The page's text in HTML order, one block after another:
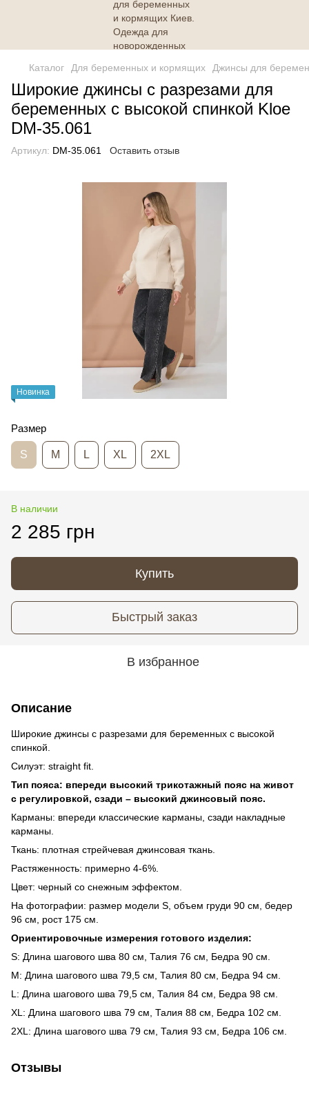
Каталог Для беременных и кормящих Джинсы для
Широкие джинсы с разрезами для
беременных с высокой спинкой Kloe
DM-35.061
Артикул: DM-35.061 Оставить отзыв
Новинка
Размер
S M L XL 2XL
В наличии
2 285 грн
Купить
Быстрый заказ
В избранное
Описание
Широкие джинсы с разрезами для беременных с высокой
спинкой.
Силуэт: straight fit.
Тип пояса: впереди высокий трикотажный пояс на живот
с регулировкой, сзади – высокий джинсовый пояс.
Карманы: впереди классические карманы, сзади накладные
карманы.
Ткань: плотная стрейчевая джинсовая ткань.
Растяженность: примерно 4-6%.
Цвет: черный со снежным эффектом.
На фотографии: размер модели S, объем груди 90 см, бедер
96 см, рост 175 см.
Ориентировочные измерения готового изделия:
S: Длина шагового шва 80 см, Талия 76 см, Бедра 90 см.
M: Длина шагового шва 79,5 см, Талия 80 см, Бедра 94 см.
L: Длина шагового шва 79,5 см, Талия 84 см, Бедра 98 см.
XL: Длина шагового шва 79 см, Талия 88 см, Бедра 102 см.
2XL: Длина шагового шва 79 см, Талия 93 см, Бедра 106 см.
Отзывы